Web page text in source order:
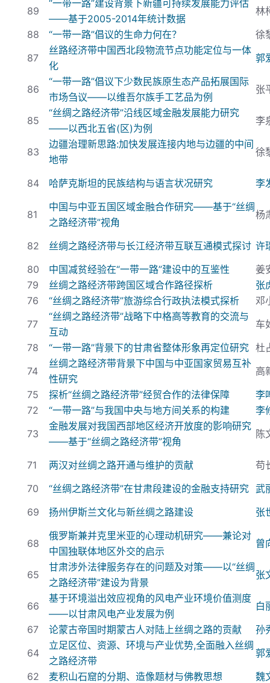
89
“一带一路”建设背景下新疆可持续发展能力评估
——基于2005-2014年统计数据
林
88
“一带一路”倡议的生命力何在？
徐
87
丝路经济带中国西北段物流节点功能定位与一体
化
郭
86
“一带一路”倡议下少数民族原生态产品拓展国际
市场刍议——以维吾尔族手工艺品为例
张
85
“丝绸之路经济带”沿线区域金融发展能力研究
——以西北五省(区)为例
李
83
边疆治理新思路:加快发展连接内地与边疆的中间
地带
徐
84 哈萨克斯坦的民族结构与语言状况研究 李
81
中国与中亚五国区域金融合作研究——基于“丝绸
之路经济带”视角
杨
82 丝绸之路经济带与长江经济带互联互通模式探讨 许
80
中国减贫经验在“一带一路”建设中的互鉴性
姜
79
丝绸之路经济带跨国区域合作路径探析
张
76
“丝绸之路经济带”旅游综合行政执法模式探析
邓
77
“丝绸之路经济带”战略下中格高等教育的交流与
互动
车
78
“一带一路”背景下的甘肃省整体形象再定位研究 杜
74
丝绸之路经济带背景下中国与中亚国家贸易互补
性研究
高
75
探析“丝绸之路经济带”经贸合作的法律保障
李
72
“一带一路”与我国中央与地方间关系的构建
李
73
金融发展对我国西部地区经济开放度的影响研究
——基于“丝绸之路经济带”视角
陈
71 两汉对丝绸之路开通与维护的贡献
苟
70
“丝绸之路经济带”在甘肃段建设的金融支持研究 武
69
扬州伊斯兰文化与新丝绸之路建设 张
68
俄罗斯兼并克里米亚的心理动机研究——兼论对
中国独联体地区外交的启示
曾
65
甘肃涉外法律服务存在的问题及对策——以“丝绸
之路经济带”建设为背景
张
66
基于环境溢出效应视角的风电产业环境价值测度
——以甘肃风电产业发展为例
白
67
论蒙古帝国时期蒙古人对陆上丝绸之路的贡献
孙
64
立足区位、资源、环境与产业优势,全面融入丝绸
之路经济带
郭
62
麦积山石窟的分期、造像题材与佛教思想
魏